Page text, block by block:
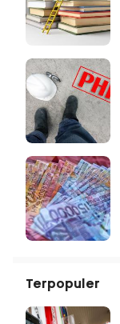
Terpopuler